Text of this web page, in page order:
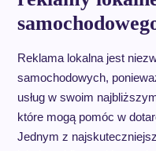
Reklama lokalna jest
samochodowych,
usług w swoim
które mogą pomóc w
Jednym z